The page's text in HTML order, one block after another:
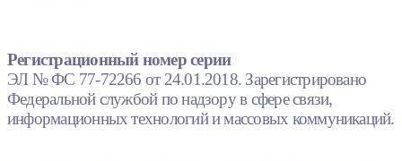
Регистрационный номер серии
ЭЛ № ФС 77-72266 от 24.01.2018. Зарегистрировано
Федеральной службой по надзору в сфере связи,
информационных технологий и массовых коммуникаций.